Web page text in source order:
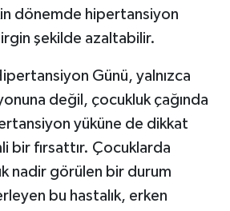
dönemde hipertansiyon
şekilde azaltabilir.
Günü, yalnızca
değil, çocukluk çağında
yüküne de dikkat
bir fırsattır. Çocuklarda
nadir görülen bir durum
bu hastalık, erken